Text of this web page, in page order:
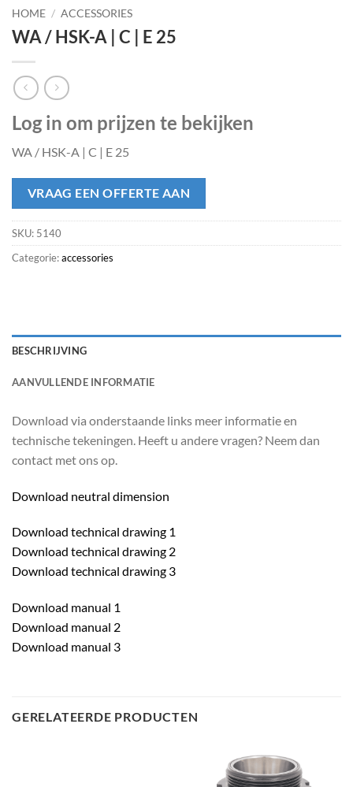
HOME / ACCESSORIES
WA / HSK-A | C | E 25
Log in om prijzen te bekijken
WA / HSK-A | C | E 25
VRAAG EEN OFFERTE AAN
SKU: 5140
Categorie:accessories
BESCHRIJVING
AANVULLENDE INFORMATIE
Download via onderstaande links meer informatie en
technische tekeningen. Heeft u andere vragen? Neem dan
contact met ons op.
Download neutral dimension
Download technical drawing 1
Download technical drawing 2
Download technical drawing 3
Download manual 1
Download manual 2
Download manual 3
GERELATEERDE PRODUCTEN